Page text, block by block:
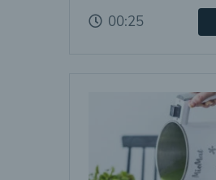
00:25